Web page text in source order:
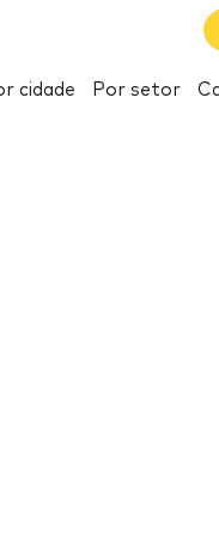
cidade Por setor